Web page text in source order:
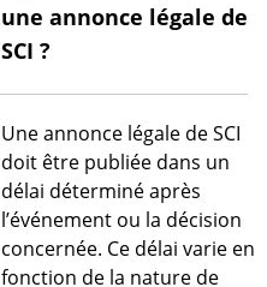
une annonce légale de
SCI ?
Une annonce légale de SCI
doit être publiée dans un
délai déterminé après
l’événement ou la décision
concernée. Ce délai varie en
fonction de la nature de